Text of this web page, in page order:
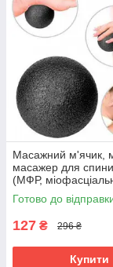
Масажний м'ячик,
масажер для
(МФР,
релізу) OSPORT
(MS 3338-2)
Готово до
127 ₴ 296 ₴
Купити